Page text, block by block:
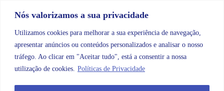
Nós valorizamos a sua privacidade
Utilizamos cookies para melhorar a sua experiência de navegação,
apresentar anúncios ou conteúdos personalizados e analisar o nosso
tráfego. Ao clicar em "Aceitar tudo", está a consentir a nossa
utilização de cookies. Políticas de Privacidade
Categorias